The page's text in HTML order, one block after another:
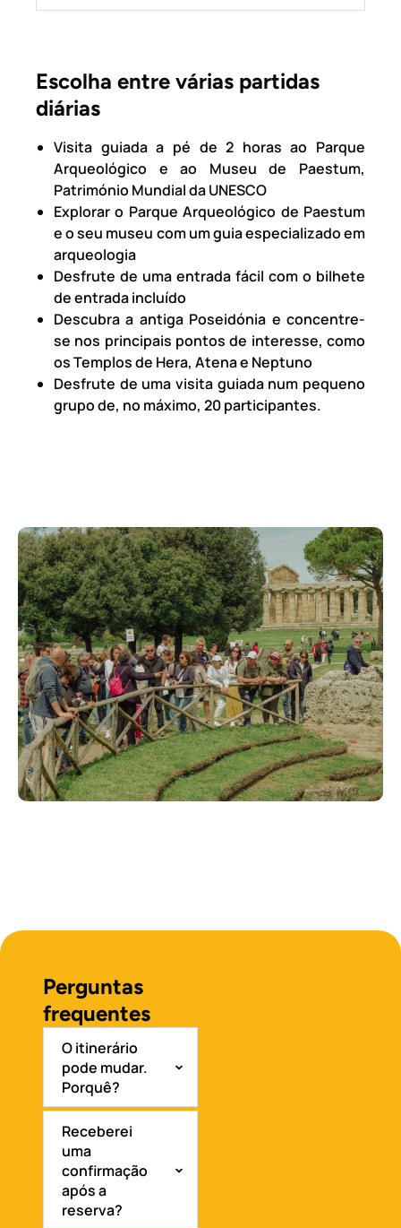
Escolha entre várias partidas
diárias
Visita guiada a pé de 2 horas ao Parque
Arqueológico e ao Museu de Paestum,
Património Mundial da UNESCO
Explorar o Parque Arqueológico de Paestum
e o seu museu com um guia especializado em
arqueologia
Desfrute de uma entrada fácil com o bilhete
de entrada incluído
Descubra a antiga Poseidónia e concentre-
se nos principais pontos de interesse, como
os Templos de Hera, Atena e Neptuno
Desfrute de uma visita guiada num pequeno
grupo de, no máximo, 20 participantes.
Perguntas
frequentes
O itinerário
pode mudar.
Porquê?
Receberei
uma
confirmação
após a
reserva?